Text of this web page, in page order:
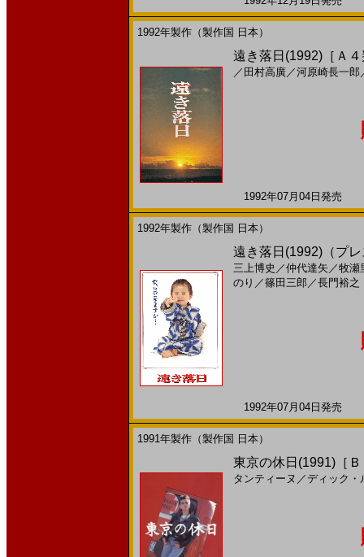
1992年製作（製作国 日本）
遠き落日(1992)［Ａ
／ 田村高廣／河原崎長一郎
1992年07月04日発売
1992年製作（製作国 日本）
遠き落日(1992)（プ
三上博史 ／仲代達矢 ／牧瀬
のり ／篠田三郎 ／長門裕之
1992年07月04日発売
1991年製作（製作国 日本）
東京の休日(1991)［
タンティーヌ ／ディック・